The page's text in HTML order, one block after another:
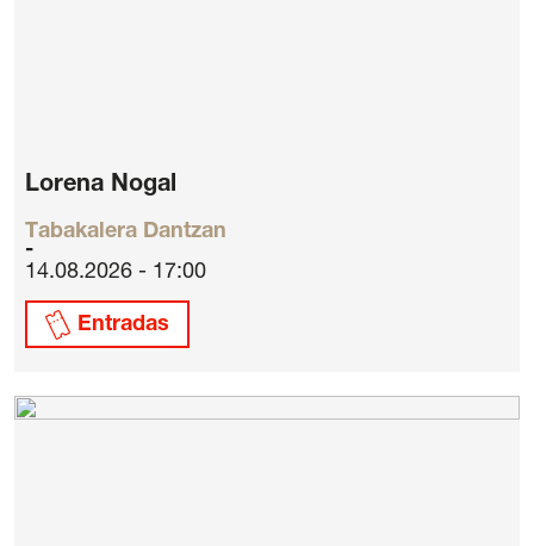
Lorena Nogal
Tabakalera Dantzan
14.08.2026 - 17:00
Entradas